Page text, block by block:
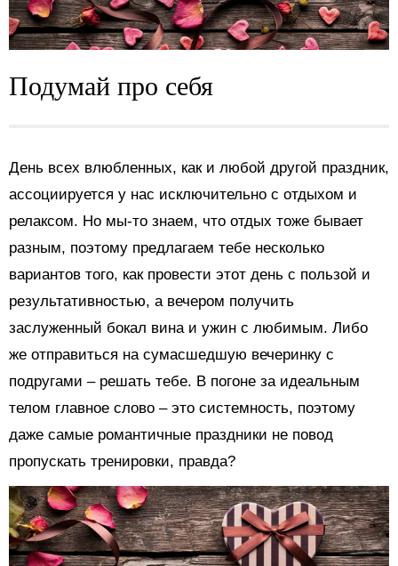
Подумай про себя
День всех влюбленных, как и любой другой праздник,
ассоциируется у нас исключительно с отдыхом и
релаксом. Но мы-то знаем, что отдых тоже бывает
разным, поэтому предлагаем тебе несколько
вариантов того, как провести этот день с пользой и
результативностью, а вечером получить
заслуженный бокал вина и ужин с любимым. Либо
же отправиться на сумасшедшую вечеринку с
подругами – решать тебе. В погоне за идеальным
телом главное слово – это системность, поэтому
даже самые романтичные праздники не повод
пропускать тренировки, правда?